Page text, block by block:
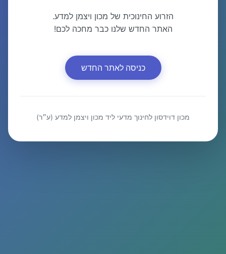
הזרוע החינוכית של מכון ויצמן למדע.
האתר החדש שלנו כבר מחכה לכם!
כניסה לאתר החדש
מכון דוידסון לחינוך מדעי ליד מכון ויצמן למדע (ע״ר)